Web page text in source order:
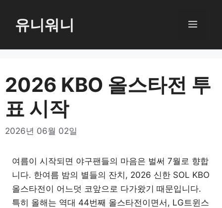
로
너
뛰
기
유니워니 메
2026 KBO 올스타전 투
표 시작
2026년 06월 02일
여름이 시작되면 야구팬들의 마음은 벌써 7월로 향합
니다. 한여름 밤의 별들의 잔치, 2026 신한 SOL KBO
올스타전이 어느덧 코앞으로 다가왔기 때문입니다.
특히 올해는 역대 44번째 올스타전이면서, LG트윈스